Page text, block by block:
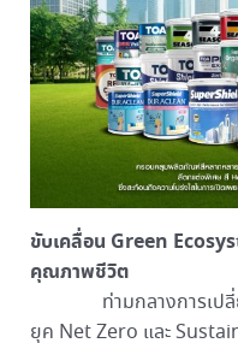
ขับเคลื่อน Green
คุณภาพชีวิต
ท่ามกลางการเ
ยุค Net Zero และ